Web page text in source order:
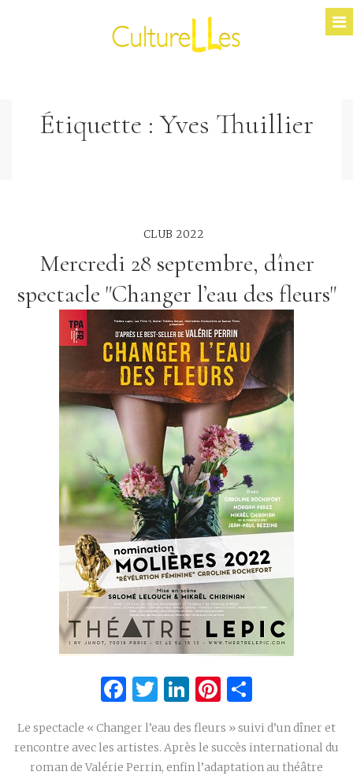
Étiquette :Yves Thuillier
CLUB 2022
Mercredi 28 septembre, dîner
spectacle "Changer l’eau des fleurs"
Facebook
Twitter
LinkedIn
Pinterest
Le spectacle « Changer l’eau des fleurs » suivi d’un dîner et
rencontre avec les artistes. Après le succès international du
roman de Valérie Perrin, enfin l’adaptation au théâtre